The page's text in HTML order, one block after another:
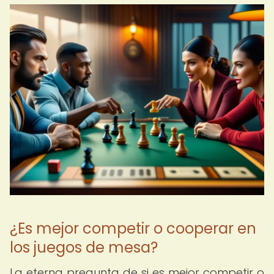
¿Es mejor competir o cooperar en
los juegos de mesa?